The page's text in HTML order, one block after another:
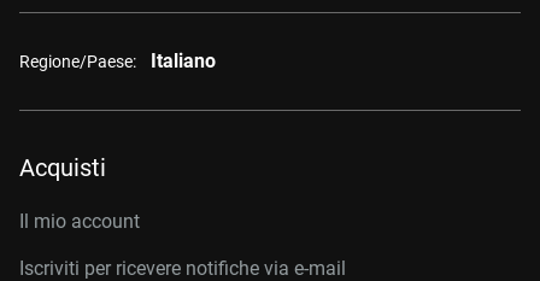
Regione/Paese: Italiano
Acquisti
Il mio account
Iscriviti per ricevere notifiche via e-mail